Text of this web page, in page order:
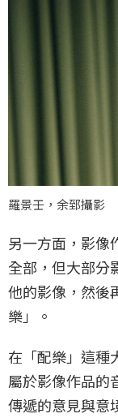
羅景壬，余郅攝影
另一方面，影像
全部，但大部分
他的影像，然後
樂」。
在「配樂」這種
屬於影像作品的
傳遞的意見與意